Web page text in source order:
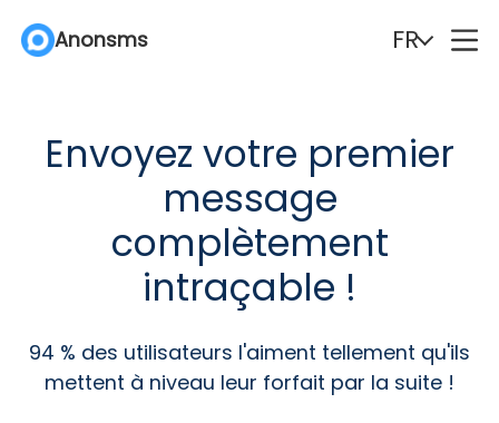
Anonsms FR
Deutsch Português
English (Philippines)
Português (Brasil) Русский
Français Nederlands
Envoyez votre premier
message
complètement
intraçable !
94 % des utilisateurs l'aiment tellement qu'ils
mettent à niveau leur forfait par la suite !
Anonsms FR
Deutsch Português
English (Philippines)
Português (Brasil) Русский
Français Nederlands
Anonsms FR
Deutsch Português
English (Philippines)
Português (Brasil) Русский
Français Nederlands